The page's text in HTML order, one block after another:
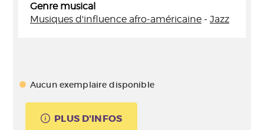
Genre musical
Musiques d'influence afro-américaine - Jazz
Aucun exemplaire disponible
PLUS D'INFOS